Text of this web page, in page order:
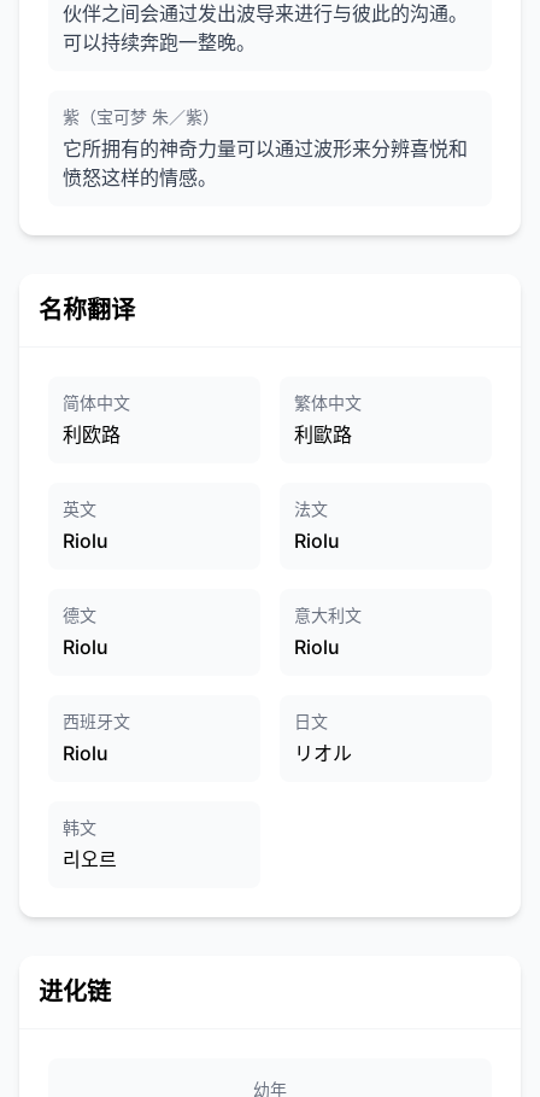
伙伴之间会通过发出波导来进行与彼此的沟通。
可以持续奔跑一整晚。
紫（宝可梦 朱／紫）
它所拥有的神奇力量可以通过波形来分辨喜悦和
愤怒这样的情感。
名称翻译
简体中文
利欧路
繁体中文
利歐路
英文
Riolu
法文
Riolu
德文
Riolu
意大利文
Riolu
西班牙文
Riolu
日文
リオル
韩文
리오르
进化链
幼年